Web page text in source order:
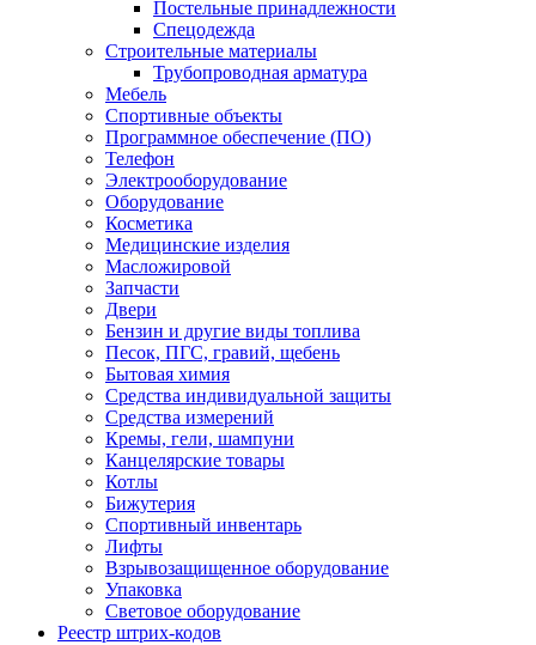
Постельные принадлежности
Спецодежда
Строительные материалы
Трубопроводная арматура
Мебель
Спортивные объекты
Программное обеспечение (ПО)
Телефон
Электрооборудование
Оборудование
Косметика
Медицинские изделия
Масложировой
Запчасти
Двери
Бензин и другие виды топлива
Песок, ПГС, гравий, щебень
Бытовая химия
Средства индивидуальной защиты
Средства измерений
Кремы, гели, шампуни
Канцелярские товары
Котлы
Бижутерия
Спортивный инвентарь
Лифты
Взрывозащищенное оборудование
Упаковка
Световое оборудование
Реестр штрих-кодов